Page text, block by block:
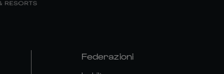
Federazioni